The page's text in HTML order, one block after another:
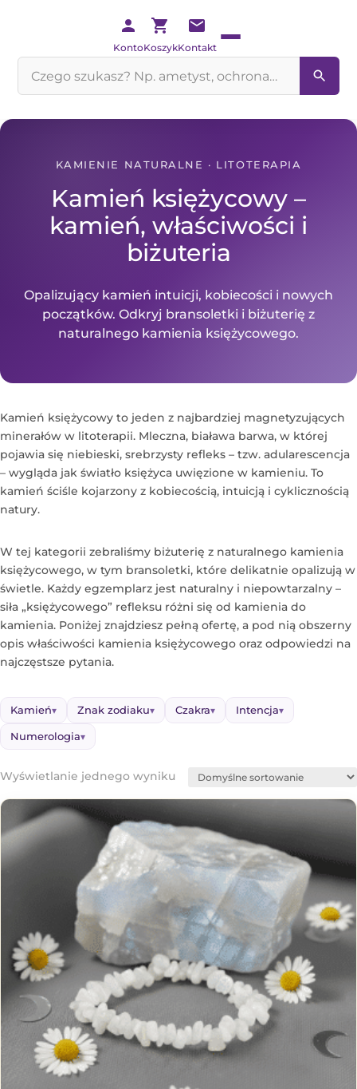
KontoKoszykKontakt
KAMIENIE NATURALNE · LITOTERAPIA
Kamień księżycowy –
kamień, właściwości i
biżuteria
Opalizujący kamień intuicji, kobiecości i nowych
początków. Odkryj bransoletki i biżuterię z
naturalnego kamienia księżycowego.
Kamień księżycowy to jeden z najbardziej magnetyzujących
minerałów w litoterapii. Mleczna, biaława barwa, w której
pojawia się niebieski, srebrzysty refleks – tzw. adularescencja
– wygląda jak światło księżyca uwięzione w kamieniu. To
kamień ściśle kojarzony z kobiecością, intuicją i cyklicznością
natury.
W tej kategorii zebraliśmy biżuterię z naturalnego kamienia
księżycowego, w tym bransoletki, które delikatnie opalizują w
świetle. Każdy egzemplarz jest naturalny i niepowtarzalny –
siła „księżycowego” refleksu różni się od kamienia do
kamienia. Poniżej znajdziesz pełną ofertę, a pod nią obszerny
opis właściwości kamienia księżycowego oraz odpowiedzi na
najczęstsze pytania.
Kamień▾ Znak zodiaku▾ Czakra▾ Intencja▾
Numerologia▾
Wyświetlanie jednego wyniku